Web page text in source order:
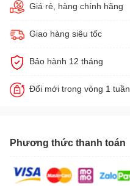
Giá rẻ, hàng chính hãng
Giao hàng siêu tốc
Bảo hành 12 tháng
Đổi mới trong vòng 1 tuần
Phương thức thanh toán